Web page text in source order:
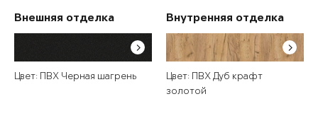
Внешняя отделка
Цвет: ПВХ Черная шагрень
Внутренняя отделка
Цвет: ПВХ Дуб крафт
золотой